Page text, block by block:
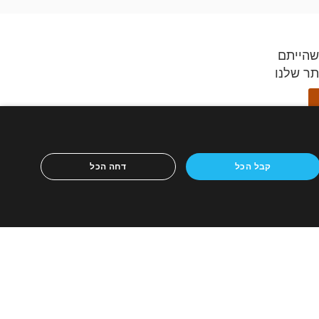
שלנו
הנייד
קבל הכל דחה הכל